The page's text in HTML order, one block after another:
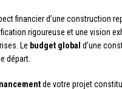
financier d’une construction
rigoureuse et une vision
Le budget global d’une
départ.
de votre projet